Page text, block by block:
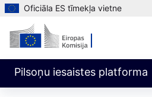
Oficiāla ES tīmekļa vietne
Pilsoņu iesaistes platforma